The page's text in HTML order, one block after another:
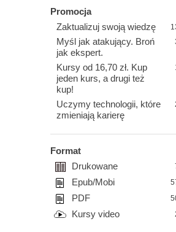
Promocja
Zaktualizuj swoją wiedzę
Myśl jak atakujący. Broń
jak ekspert.
Kursy od 16,70 zł. Kup
jeden kurs, a drugi też
kup!
Uczymy technologii, które
zmieniają karierę
Format
Drukowane
Epub/Mobi
PDF
Kursy video